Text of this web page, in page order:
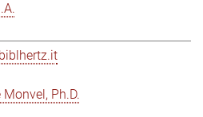
Ph.D.